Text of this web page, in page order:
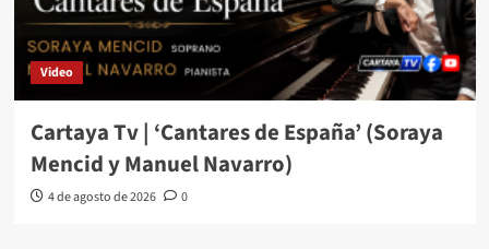
Video
Cartaya Tv | ‘Cantares de España’ (Soraya
Mencid y Manuel Navarro)
4 de agosto de 2026 0